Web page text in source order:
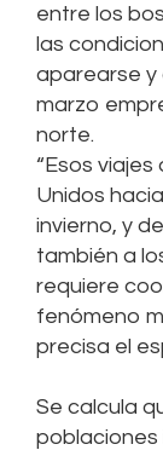
entre los
las
aparearse y
marzo
norte.
“Esos
Unidos
invierno, y
también a
requiere
fenómeno
precisa el
Se calcula
poblaciones